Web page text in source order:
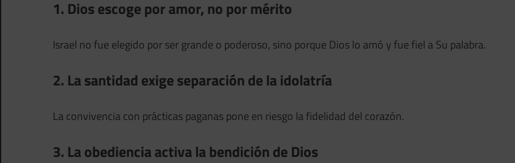
1. Dios escoge por amor, no por mérito
Israel no fue elegido por ser grande o poderoso, sino porque Dios lo amó y fue fiel a Su palabra.
2. La santidad exige separación de la idolatría
La convivencia con prácticas paganas pone en riesgo la fidelidad del corazón.
3. La obediencia activa la bendición de Dios